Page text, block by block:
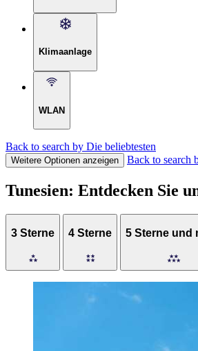
Klimaanlage
WLAN
Back to search by Die beliebtesten
Weitere Optionen anzeigen Back to search
Tunesien: Entdecken Sie
3 Sterne 4 Sterne 5 Sterne und